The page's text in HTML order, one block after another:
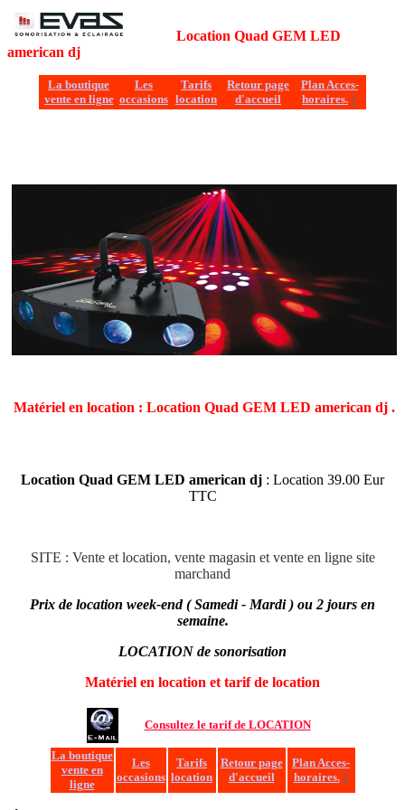
Location Quad GEM LED
american dj
La boutique
vente en ligne
Les
occasions
Tarifs
location
Retour page
d'accueil
Plan Acces-
horaires. S
Matériel en location : Location Quad GEM LED american dj .
Location Quad GEM LED american dj : Location 39.00 Eur
TTC
SITE : Vente et location, vente magasin et vente en ligne site
marchand
Prix de location week-end ( Samedi - Mardi ) ou 2 jours en
semaine.
LOCATION de sonorisation
Matériel en location et tarif de location
Consultez le tarif de LOCATION
La boutique
vente en
ligne
Les
occasions
Tarifs
location
Retour page
d'accueil
Plan Acces-
horaires. S